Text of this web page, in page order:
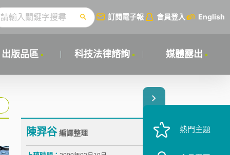
訂閱電子報 會員登入 English
出版品區 科技法律諮詢 媒體露出
陳羿谷編譯整理 熱門主題